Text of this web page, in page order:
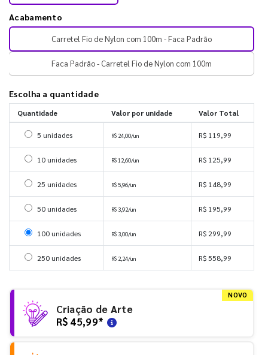
Acabamento
Carretel Fio de Nylon com 100m - Faca Padrão
Faca Padrão - Carretel Fio de Nylon com 100m
Escolha a quantidade
Quantidade Valor por unidade Valor Total
Selecionar 5 unidades
5 unidades R$ 24,00/un R$ 119,99
Selecionar 10 unidades
10 unidades R$ 12,60/un R$ 125,99
Selecionar 25 unidades
25 unidades R$ 5,96/un R$ 148,99
Selecionar 50 unidades
50 unidades R$ 3,92/un R$ 195,99
Selecionar 100 unidades
100 unidades R$ 3,00/un R$ 299,99
Selecionar 250 unidades
250 unidades R$ 2,24/un R$ 558,99
NOVO
Criação de Arte
R$ 45,99*